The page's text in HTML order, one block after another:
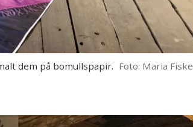
dem på bomullspapir. Foto: Maria Fiske